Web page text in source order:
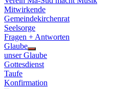
Mitwirkende
Gemeindekirchenrat
Seelsorge
Fragen + Antworten
Glaube
Show
sub
menu
unser Glaube
Gottesdienst
Taufe
Konfirmation